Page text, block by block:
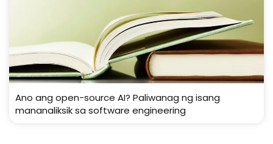
Ano ang open-source AI? Paliwanag ng isang
mananaliksik sa software engineering